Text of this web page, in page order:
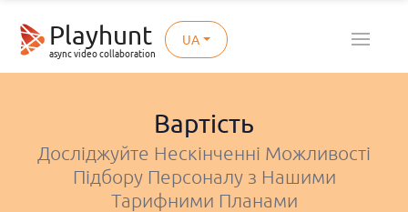
Playhunt
async video collaboration
UA
Вартість
Досліджуйте Нескінченні Можливості
Підбору Персоналу з Нашими
Тарифними Планами